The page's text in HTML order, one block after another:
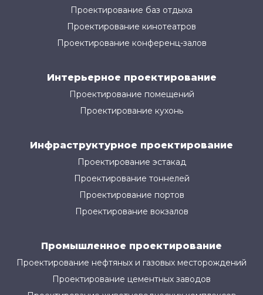
Проектирование баз отдыха
Проектирование кинотеатров
Проектирование конференц-залов
Интерьерное проектирование
Проектирование помещений
Проектирование кухонь
Инфраструктурное проектирование
Проектирование эстакад
Проектирование тоннелей
Проектирование портов
Проектирование вокзалов
Промышленное проектирование
Проектирование нефтяных и газовых месторождений
Проектирование цементных заводов